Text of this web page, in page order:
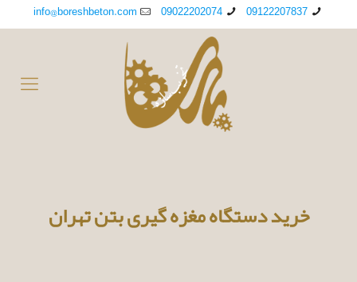
09122207837
09022202074
info@boreshbeton.com
خرید دستگاه مغزه گیری بتن تهران